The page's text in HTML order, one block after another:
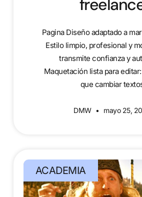
Pagina Diseño adaptado a
Estilo limpio, profesional y
transmite confianza y
Maquetación lista para
que cambiar
DMW mayo 25,
ACADEMIA